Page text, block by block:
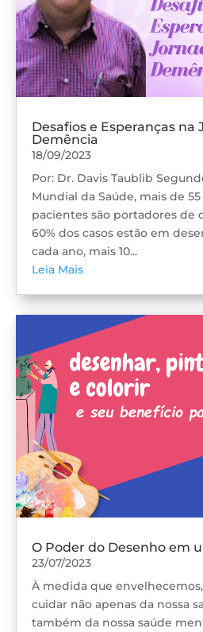
Desafios e Esperanças na
Demência
18/09/2023
Por: Dr. Davis Taublib
Mundial da Saúde, mais de
pacientes são portadores de
60% dos casos estão em
cada ano, mais 10...
Leia Mais
O Poder do Desenho em
23/07/2023
À medida que
cuidar não apenas da nossa
também da nossa saúde